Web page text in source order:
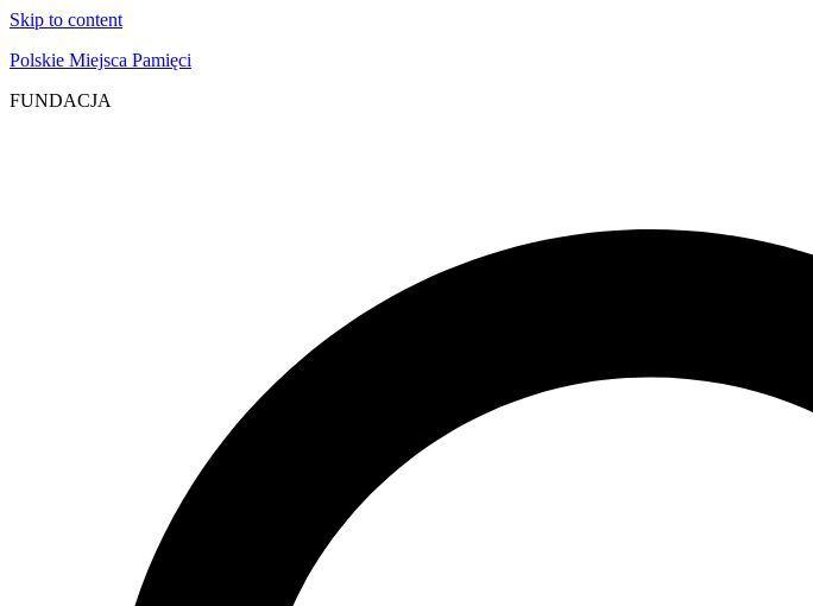
Skip to content
Polskie Miejsca Pamięci
FUNDACJA